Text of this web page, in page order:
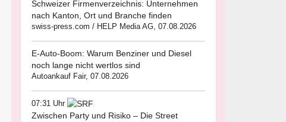
Schweizer Firmenverzeichnis: Unternehmen
nach Kanton, Ort und Branche finden
swiss-press.com / HELP Media AG, 07.08.2026
E-Auto-Boom: Warum Benziner und Diesel
noch lange nicht wertlos sind
Autoankauf Fair, 07.08.2026
07:31 Uhr
Zwischen Party und Risiko – Die Street